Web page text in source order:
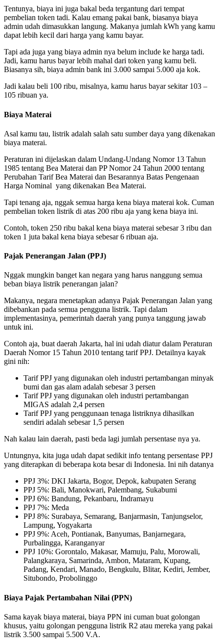
Tentunya, biaya ini juga bakal beda tergantung dari tempat
pembelian token tadi. Kalau emang pakai bank, biasanya biaya
admin udah dimasukkan langung. Makanya jumlah kWh yang kamu
dapat lebih kecil dari harga yang kamu bayar.
Tapi ada juga yang biaya admin nya belum include ke harga tadi.
Jadi, kamu harus bayar lebih mahal dari token yang kamu beli.
Biasanya sih, biaya admin bank ini 3.000 sampai 5.000 aja kok.
Jadi kalau beli 100 ribu, misalnya, kamu harus bayar sekitar 103 –
105 ribuan ya.
Biaya Materai
Asal kamu tau, listrik adalah salah satu sumber daya yang dikenakan
biaya materai.
Peraturan ini dijelaskan dalam Undang-Undang Nomor 13 Tahun
1985 tentang Bea Materai dan PP Nomor 24 Tahun 2000 tentang
Perubahan Tarif Bea Materai dan Besarannya Batas Pengenaan
Harga Nominal yang dikenakan Bea Materai.
Tapi tenang aja, nggak semua harga kena biaya materai kok. Cuman
pembelian token listrik di atas 200 ribu aja yang kena biaya ini.
Contoh, token 250 ribu bakal kena biaya materai sebesar 3 ribu dan
token 1 juta bakal kena biaya sebesar 6 ribuan aja.
Pajak Penerangan Jalan (PPJ)
Nggak mungkin banget kan negara yang harus nanggung semua
beban biaya listrik penerangan jalan?
Makanya, negara menetapkan adanya Pajak Penerangan Jalan yang
dibebankan pada semua pengguna listrik. Tapi dalam
implementasinya, pemerintah daerah yang punya tanggung jawab
untuk ini.
Contoh aja, buat daerah Jakarta, hal ini udah diatur dalam Peraturan
Daerah Nomor 15 Tahun 2010 tentang tarif PPJ. Detailnya kayak
gini nih:
Tarif PPJ yang digunakan oleh industri pertambangan minyak
bumi dan gas alam adalah sebesar 3 persen
Tarif PPJ yang digunakan oleh industri pertambangan
MIGAS adalah 2,4 persen
Tarif PPJ yang penggunaan tenaga listriknya dihasilkan
sendiri adalah sebesar 1,5 persen
Nah kalau lain daerah, pasti beda lagi jumlah persentase nya ya.
Untungnya, kita juga udah dapat sedikit info tentang persentase PPJ
yang diterapkan di beberapa kota besar di Indonesia. Ini nih datanya
PPJ 3%: DKI Jakarta, Bogor, Depok, kabupaten Serang
PPJ 5%: Bali, Manokwari, Palembang, Sukabumi
PPJ 6%: Bandung, Pekanbaru, Indramayu
PPJ 7%: Meda
PPJ 8%: Surabaya, Semarang, Banjarmasin, Tanjungselor,
Lampung, Yogyakarta
PPJ 9%: Aceh, Pontianak, Banyumas, Banjarnegara,
Purbalingga, Karanganyar
PPJ 10%: Gorontalo, Makasar, Mamuju, Palu, Morowali,
Palangkaraya, Samarinda, Ambon, Mataram, Kupang,
Padang, Kendari, Manado, Bengkulu, Blitar, Kediri, Jember,
Situbondo, Probolinggo
Biaya Pajak Pertambahan Nilai (PPN)
Sama kayak biaya materai, biaya PPN ini cuman buat golongan
khusus, yaitu golongan pengguna listrik R2 atau mereka yang pakai
listrik 3.500 sampai 5.500 V.A.